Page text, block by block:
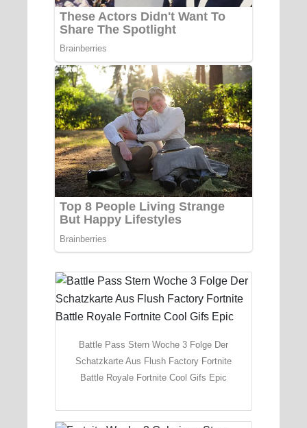
Battle Pass Stern Woche 3 Folge Der
Schatzkarte Aus Flush Factory Fortnite
Battle Royale Fortnite Cool Gifs Epic